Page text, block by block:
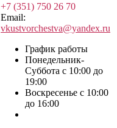
+7 (351) 750 26 70
Email:
vkustvorchestva@yandex.ru
График работы
Понедельник-
Суббота с 10:00 до
19:00
Воскресенье с 10:00
до 16:00